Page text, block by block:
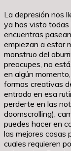
La depresión nos
ya has visto todas
encuentras
empiezan a estar
monstruo del
preocupes, no
en algún
formas creativas
entrado en esa
perderte en las
doomscrolling),
puedes hacer en
las mejores cosas
cuales requieren